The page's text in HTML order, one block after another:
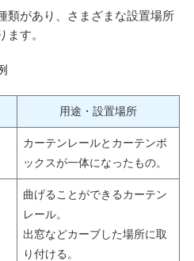
類があり、さまざまな設置場所
す。
用途・設置場所
カーテンレールとカーテンボ
ックスが一体になったもの。
曲げることができるカーテン
レール。
出窓などカーブした場所に取
り付ける。